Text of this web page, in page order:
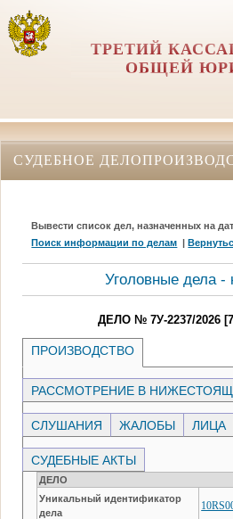
ТРЕТИЙ
ОБЩЕЙ
СУДЕБНОЕ
Вывести список дел, назначенных на
Поиск информации по делам |
Уголовные дела -
ДЕЛО № 7У-2237/2026
ПРОИЗВОДСТВО
РАССМОТРЕНИЕ В
СЛУШАНИЯ ЖАЛОБЫ ЛИЦА
СУДЕБНЫЕ АКТЫ
ДЕЛО
Уникальный идентификатор
дела